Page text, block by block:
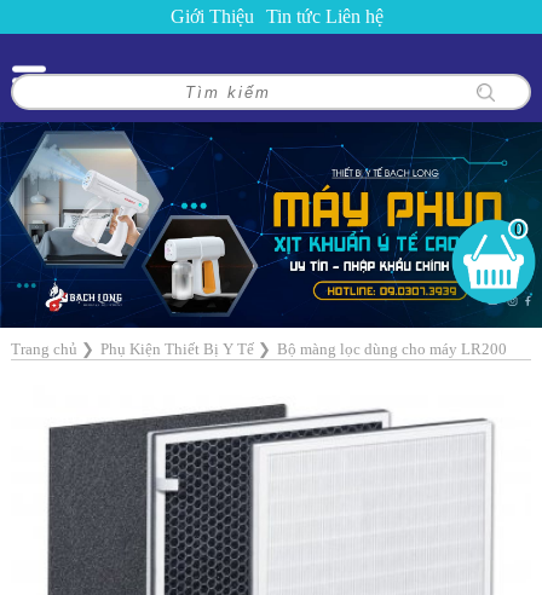
Giới Thiệu Tin tức Liên hệ
0
Trang chủ ❯ Phụ Kiện Thiết Bị Y Tế❯ Bộ màng lọc dùng cho máy LR200